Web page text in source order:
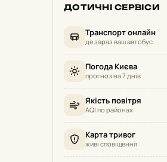
ДОТИЧНІ СЕРВІСИ
Транспорт онлайн
де зараз ваш автобус
Погода Києва
прогноз на 7 днів
Якість повітря
AQI по районах
Карта тривог
живі сповіщення